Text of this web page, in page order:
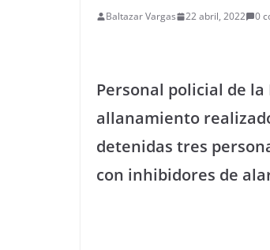
Baltazar Vargas 22 abril, 2022 0
Personal policial de
allanamiento
detenidas tres
con inhibidores de